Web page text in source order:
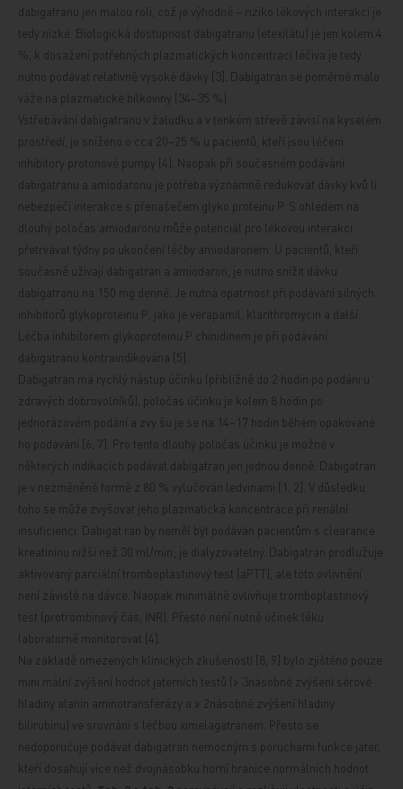
dabigatranu jen malou roli, což je výhodné – riziko lékových interakcí je
tedy nízké. Biologická dostupnost dabigatranu (etexilátu) je jen kolem 4
%, k dosažení potřebných plazmatických koncentrací léčiva je tedy
nutno podávat relativně vysoké dávky [3]. Dabigatran se poměrně málo
váže na plazmatické bílkoviny (34–35 %).
Vstřebávání dabigatranu v žaludku a v tenkém střevě závisí na kyselém
prostředí, je sníženo o cca 20–25 % u pacientů, kteří jsou léčeni
inhibitory protonové pumpy [4]. Naopak při současném podávání
dabigatranu a amiodaronu je potřeba významně redukovat dávky kvů li
nebezpečí interakce s přenašečem glyko proteinu P. S ohledem na
dlouhý poločas amiodaronu může potenciál pro lékovou interakci
přetrvávat týdny po ukončení léčby amiodaronem. U pacientů, kteří
současně užívají dabigatran a amiodaron, je nutno snížit dávku
dabigatranu na 150 mg denně. Je nutná opatrnost při podávání silných
inhibitorů glykoproteinu P, jako je verapamil, klarithromycin a další.
Léčba inhibitorem glykoproteinu P chinidinem je při podávání
dabigatranu kontraindikována [5].
Dabigatran má rychlý nástup účinku (přibližně do 2 hodin po podání u
zdravých dobrovolníků), poločas účinku je kolem 8 hodin po
jednorázovém podání a zvy šu je se na 14–17 hodin během opakované
ho podávání [6, 7]. Pro tento dlouhý poločas účinku je možné v
některých indikacích podávat dabigatran jen jednou denně. Dabigatran
je v nezměněné formě z 80 % vylučován ledvinami [1, 2]. V důsledku
toho se může zvyšovat jeho plazmatická koncentrace při renální
insuficienci. Dabigat ran by neměl být podáván pacientům s clearance
kreatininu nižší než 30 ml/min; je dialyzovatelný. Dabigatran prodlužuje
aktivovaný parciální tromboplastinový test (aPTT), ale toto ovlivnění
není závislé na dávce. Naopak minimálně ovlivňuje tromboplastinový
test (protrombinový čas, INR). Přesto není nutné účinek léku
laboratorně monitorovat [4].
Na základě omezených klinických zkušeností [8, 9] bylo zjištěno pouze
mini mální zvýšení hodnot jaterních testů (≥ 3násobné zvýšení sérové
hladiny alanin aminotransferázy a ≥ 2násobné zvýšení hladiny
bilirubinu) ve srovnání s léčbou ximelagatranem. Přesto se
nedoporučuje podávat dabigatran nemocným s poruchami funkce jater,
kteří dosahují více než dvojnásobku horní hranice normálních hodnot